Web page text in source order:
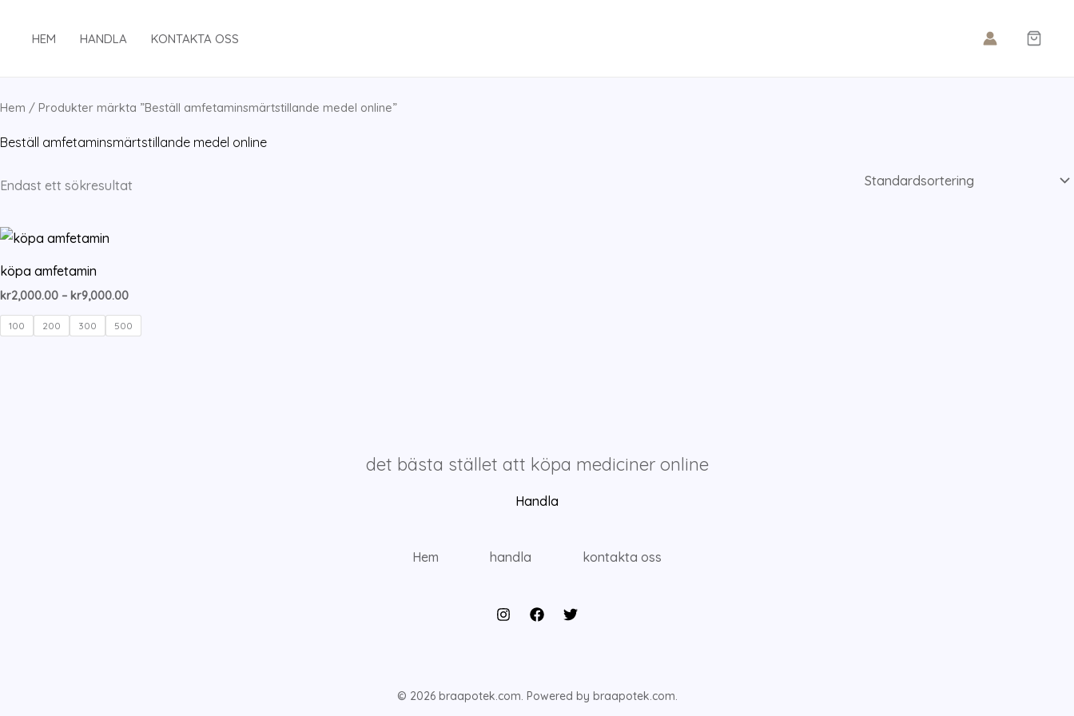
HEM HANDLA KONTAKTA OSS
Hem / Produkter märkta ”Beställ amfetaminsmärtstillande medel online”
Beställ amfetaminsmärtstillande medel online
Endast ett sökresultat
köpa amfetamin
kr2,000.00 – kr9,000.00Prisintervall:
till
kr9,000.00
100 200 300 500
det bästa stället att köpa mediciner online
Handla
Hem handla kontakta oss
© 2026 braapotek.com. Powered by braapotek.com.